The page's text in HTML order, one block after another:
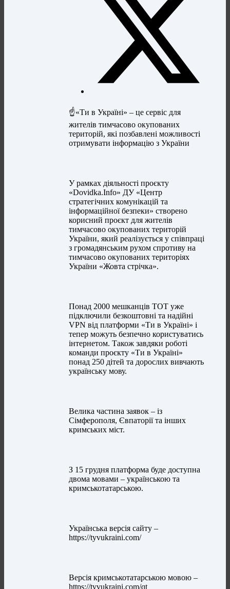
☝«Ти в Україні» – це сервіс для
жителів тимчасово окупованих
територій, які позбавлені можливості
отримувати інформацію з України
У рамках діяльності проєкту
«Dovidka.Info» ДУ «Центр
стратегічних комунікацій та
інформаційної безпеки» створено
корисний проєкт для жителів
тимчасово окупованих територій
України, який реалізується у співпраці
з громадянським рухом спротиву на
тимчасово окупованих територіях
України «Жовта стрічка».
Понад 2000 мешканців ТОТ уже
підключили безкоштовні та надійні
VPN від платформи «Ти в Україні» і
тепер можуть безпечно користуватись
інтернетом. Також завдяки роботі
команди проєкту «Ти в Україні»
понад 250 дітей та дорослих вивчають
українську мову.
Велика частина заявок – із
Сімферополя, Євпаторії та інших
кримських міст.
З 15 грудня платформа буде доступна
двома мовами – українською та
кримськотатарською.
Українська версія сайту –
https://tyvukraini.com/
Версія кримськотатарською мовою –
https://tyvukraini.com/qt